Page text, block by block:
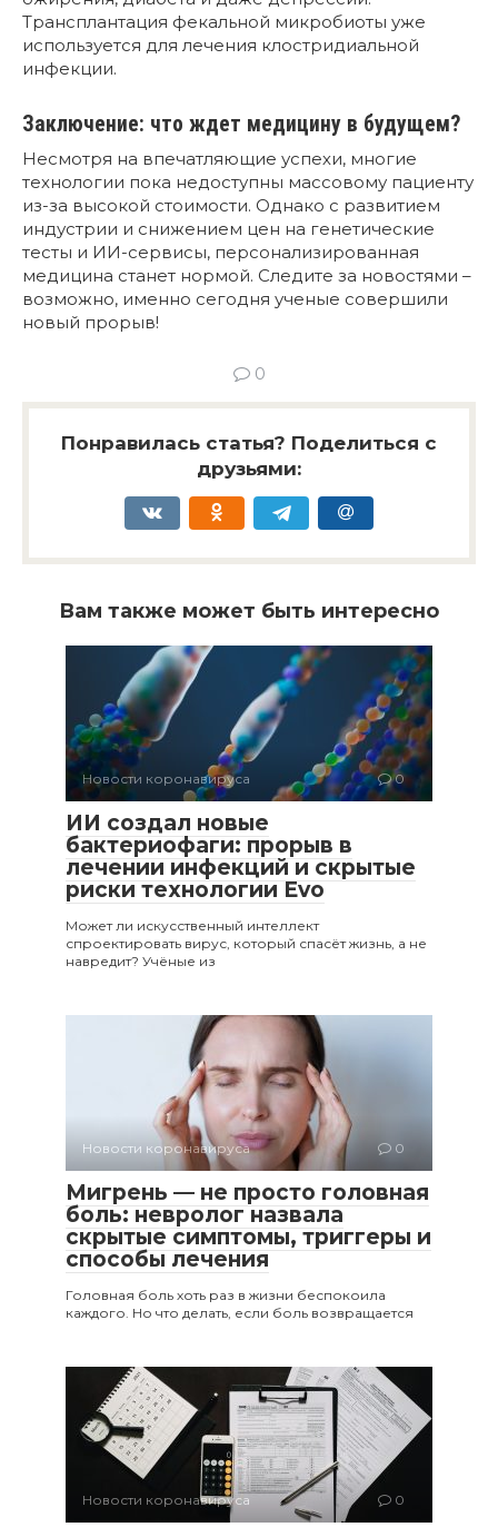
Трансплантация фекальной микробиоты уже
используется для лечения клостридиальной
инфекции.
Заключение: что ждет медицину в будущем?
Несмотря на впечатляющие успехи, многие
технологии пока недоступны массовому пациенту
из-за высокой стоимости. Однако с развитием
индустрии и снижением цен на генетические
тесты и ИИ-сервисы, персонализированная
медицина станет нормой. Следите за новостями –
возможно, именно сегодня ученые совершили
новый прорыв!
0
Понравилась статья? Поделиться с
друзьями:
Вам также может быть интересно
Новости коронавируса 0
ИИ создал новые
бактериофаги: прорыв в
лечении инфекций и скрытые
риски технологии Evo
Может ли искусственный интеллект
спроектировать вирус, который спасёт жизнь, а не
навредит? Учёные из
Новости коронавируса 0
Мигрень — не просто головная
боль: невролог назвала
скрытые симптомы, триггеры и
способы лечения
Головная боль хоть раз в жизни беспокоила
каждого. Но что делать, если боль возвращается
Новости коронавируса 0